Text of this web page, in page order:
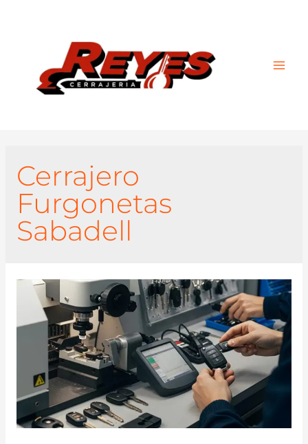
Cerrajero
Furgonetas
Sabadell